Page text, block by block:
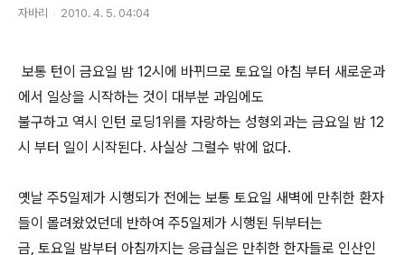
자바리 2010. 4. 5. 04:04
보통 턴이 금요일 밤 12시에 바뀌므로 토요일 아침 부터 새로운과
에서 일상을 시작하는 것이 대부분 과임에도
불구하고 역시 인턴 로딩1위를 자랑하는 성형외과는 금요일 밤 12
시 부터 일이 시작된다. 사실상 그럴수 밖에 없다.
옛날 주5일제가 시행되가 전에는 보통 토요일 새벽에 만취한 환자
들이 몰려왔었던데 반하여 주5일제가 시행된 뒤부터는
금, 토요일 밤부터 아침까지는 응급실은 만취한 한자들로 인산인